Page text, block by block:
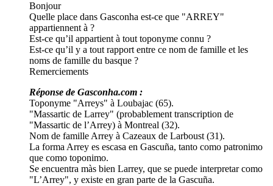
Bonjour
Quelle place dans Gasconha est-ce que "ARREY"
appartiennent à ?
Est-ce qu’il appartient à tout toponyme connu ?
Est-ce qu’il y a tout rapport entre ce nom de famille et les
noms de famille du basque ?
Remerciements
Réponse de Gasconha.com :
Toponyme "Arreys" à Loubajac (65).
"Massartic de Larrey" (probablement transcription de
"Massartic de l’Arrey) à Montreal (32).
Nom de famille Arrey à Cazeaux de Larboust (31).
La forma Arrey es escasa en Gascuña, tanto como patronimo
que como toponimo.
Se encuentra màs bien Larrey, que se puede interpretar como
"L’Arrey", y existe en gran parte de la Gascuña.